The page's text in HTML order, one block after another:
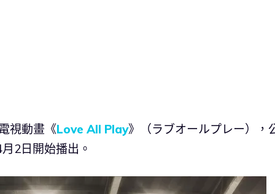
視動畫《Love All Play》（ラブオールプレー），
2日開始播出。